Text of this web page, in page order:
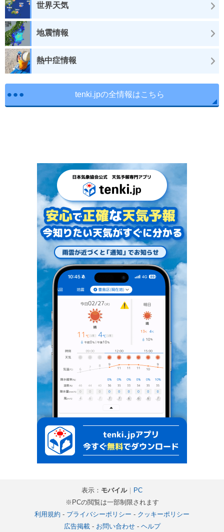
世界天気
地震情報
熱中症情報
tenki.jpの全情報はこちら
表示： モバイル｜ PC
※PCの閲覧は一部制限されます
利用規約 - プライバシーポリシー - クッキーポリシー
広告掲載- お問い合わせ- ヘルプ